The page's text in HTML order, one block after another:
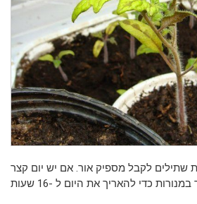
שתילים לקבל מספיק אור. אם יש יום קצר